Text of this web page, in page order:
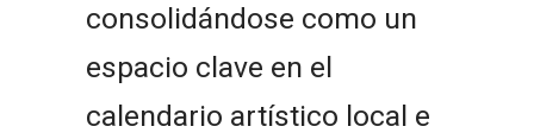
consolidándose como un
espacio clave en el
calendario artístico local e